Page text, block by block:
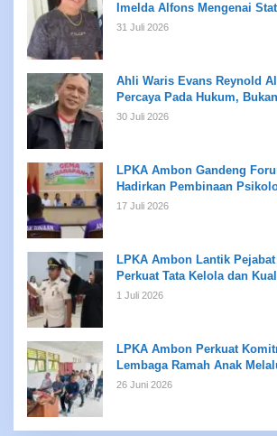
Imelda Alfons Mengenai
Putusan Pengadilan
31 Juli 2026
Ahli Waris Evans Reynold
Percaya Pada Hukum,
30 Juli 2026
LPKA Ambon Gandeng
Hadirkan Pembinaan
Kreativitas bagi Anak Binaan
17 Juli 2026
LPKA Ambon Lantik
Perkuat Tata Kelola dan
1 Juli 2026
LPKA Ambon Perkuat
Lembaga Ramah Anak
Standar LPKRA
26 Juni 2026